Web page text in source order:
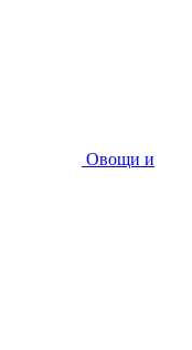
Овощи и